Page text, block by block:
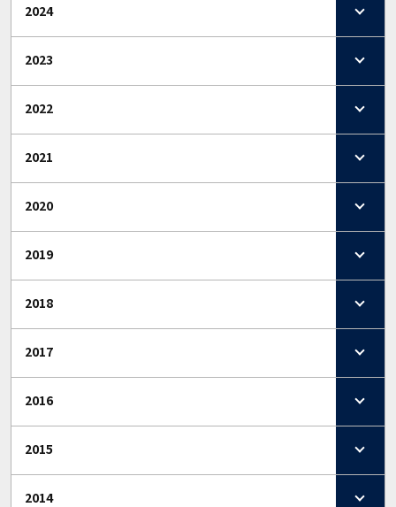
2024
2023
2022
2021
2020
2019
2018
2017
2016
2015
2014